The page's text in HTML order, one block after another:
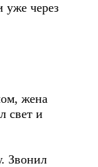
уже через
жена
свет и
Звонил